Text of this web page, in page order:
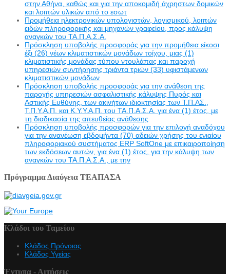
στην Αθήνα, καθώς και για την αποκομιδή άχρηστων δομικών
και λοιπών υλικών από το εσωτ
Προμήθεια ηλεκτρονικών υπολογιστών, λογισμικού, λοιπών
ειδών πληροφορικής και μηχανών γραφείου, προς κάλυψη
αναγκών του ΤΑ.Π.Α.Σ.Α.
Πρόσκληση υποβολής προσφοράς για την προμήθεια είκοσι
έξι (26) νέων κλιματιστικών μονάδων τοίχου, μιας (1)
κλιματιστικής μονάδας τύπου ντουλάπας και παροχή
υπηρεσιών συντήρησης τριάντα τριών (33) υφιστάμενων
κλιματιστικών μονάδων
Πρόσκληση υποβολής προσφοράς για την ανάθεση της
παροχής υπηρεσιών ασφαλιστικής κάλυψης Πυρός και
Αστικής Ευθύνης, των ακινήτων ιδιοκτησίας των Τ.Π.ΑΣ.,
Τ.Π.Υ.Α.Π. και Κ.Υ.Υ.Α.Π. του ΤΑ.Π.Α.Σ.Α. για ένα (1) έτος, με
τη διαδικασία της απευθείας ανάθεσης
Πρόσκληση υποβολής προσφορών για την επιλογή αναδόχου
για την ανανέωση εβδομήντα (70) αδειών χρήσης του ενιαίου
πληροφοριακού συστήματος ERP SoftOne με επικαιροποίηση
των εκδόσεων αυτών, για ένα (1) έτος, για την κάλυψη των
αναγκών του ΤΑ.Π.Α.Σ.Α., με την
Πρόγραμμα Διαύγεια ΤΕΑΠΑΣΑ
Κλάδοι του Ταμείου
Κλάδος Πρόνοιας
Κλάδος Υγείας
Έντυπα - Αιτήσεις